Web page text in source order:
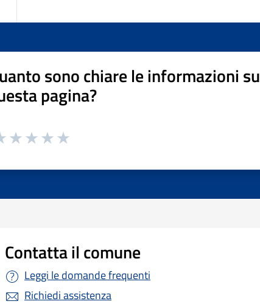
sono chiare le informazioni su
pagina?
Contatta il comune
Leggi le domande frequenti
Richiedi assistenza